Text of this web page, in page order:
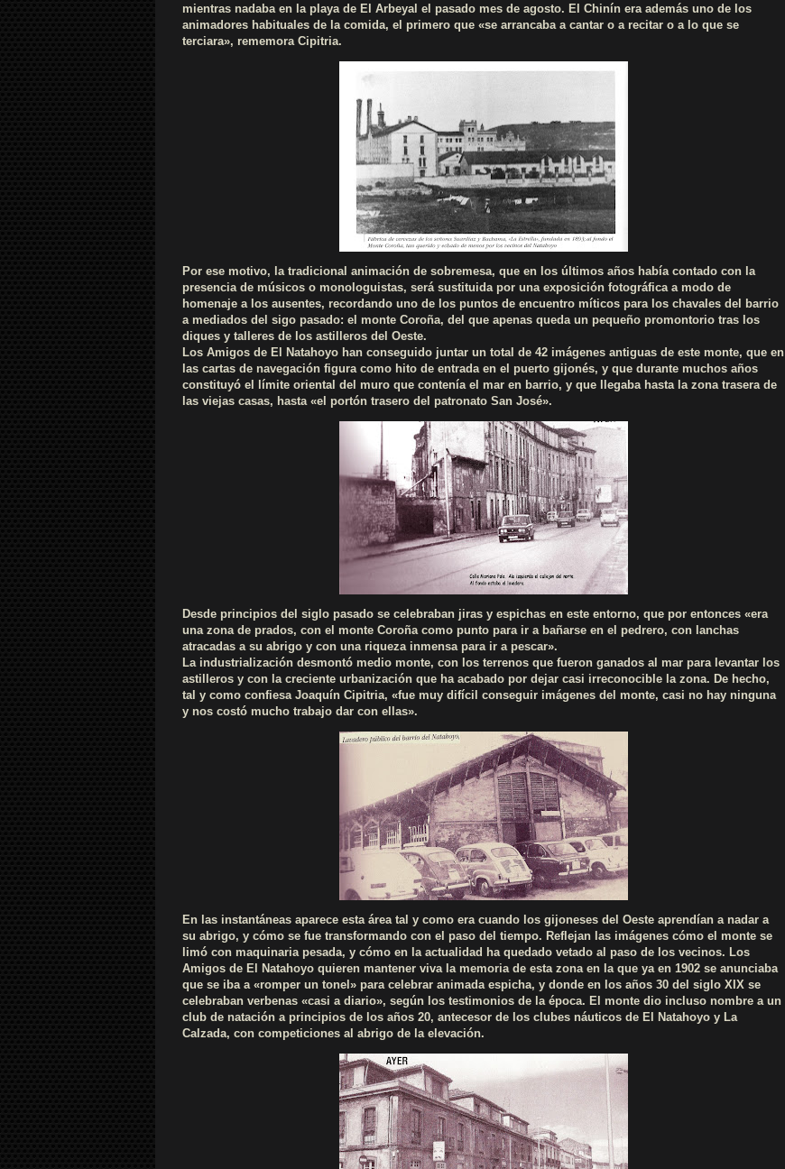
mientras nadaba en la playa de El Arbeyal el pasado mes de agosto. El Chinín era además uno de los
animadores habituales de la comida, el primero que «se arrancaba a cantar o a recitar o a lo que se
terciara», rememora Cipitria.
Por ese motivo, la tradicional animación de sobremesa, que en los últimos años había contado con la
presencia de músicos o monologuistas, será sustituida por una exposición fotográfica a modo de
homenaje a los ausentes, recordando uno de los puntos de encuentro míticos para los chavales del barrio
a mediados del sigo pasado: el monte Coroña, del que apenas queda un pequeño promontorio tras los
diques y talleres de los astilleros del Oeste.
Los Amigos de El Natahoyo han conseguido juntar un total de 42 imágenes antiguas de este monte, que en
las cartas de navegación figura como hito de entrada en el puerto gijonés, y que durante muchos años
constituyó el límite oriental del muro que contenía el mar en barrio, y que llegaba hasta la zona trasera de
las viejas casas, hasta «el portón trasero del patronato San José».
Desde principios del siglo pasado se celebraban jiras y espichas en este entorno, que por entonces «era
una zona de prados, con el monte Coroña como punto para ir a bañarse en el pedrero, con lanchas
atracadas a su abrigo y con una riqueza inmensa para ir a pescar».
La industrialización desmontó medio monte, con los terrenos que fueron ganados al mar para levantar los
astilleros y con la creciente urbanización que ha acabado por dejar casi irreconocible la zona. De hecho,
tal y como confiesa Joaquín Cipitria, «fue muy difícil conseguir imágenes del monte, casi no hay ninguna
y nos costó mucho trabajo dar con ellas».
En las instantáneas aparece esta área tal y como era cuando los gijoneses del Oeste aprendían a nadar a
su abrigo, y cómo se fue transformando con el paso del tiempo. Reflejan las imágenes cómo el monte se
limó con maquinaria pesada, y cómo en la actualidad ha quedado vetado al paso de los vecinos. Los
Amigos de El Natahoyo quieren mantener viva la memoria de esta zona en la que ya en 1902 se anunciaba
que se iba a «romper un tonel» para celebrar animada espicha, y donde en los años 30 del siglo XIX se
celebraban verbenas «casi a diario», según los testimonios de la época. El monte dio incluso nombre a un
club de natación a principios de los años 20, antecesor de los clubes náuticos de El Natahoyo y La
Calzada, con competiciones al abrigo de la elevación.